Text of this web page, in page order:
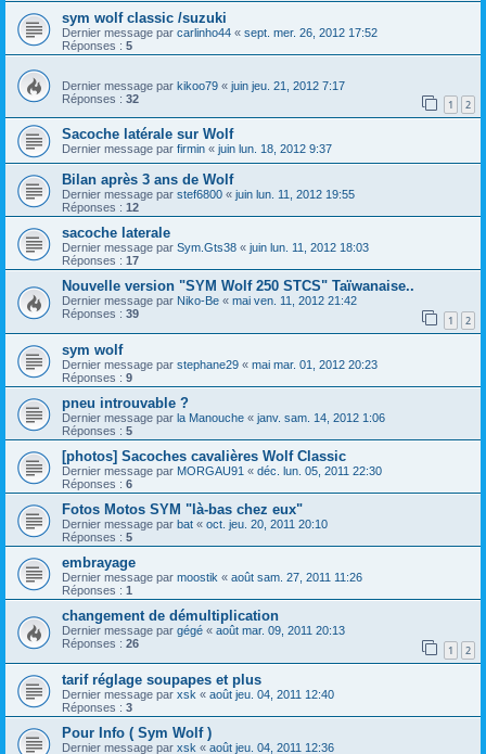
sym wolf classic /suzuki
Dernier message par carlinho44 « sept. mer. 26, 2012 17:52
Réponses : 5
Dernier message par kikoo79 « juin jeu. 21, 2012 7:17
Réponses : 32 1 2
Sacoche latérale sur Wolf
Dernier message par firmin « juin lun. 18, 2012 9:37
Bilan après 3 ans de Wolf
Dernier message par stef6800 « juin lun. 11, 2012 19:55
Réponses : 12
sacoche laterale
Dernier message par Sym.Gts38 « juin lun. 11, 2012 18:03
Réponses : 17
Nouvelle version "SYM Wolf 250 STCS" Taïwanaise..
Dernier message par Niko-Be « mai ven. 11, 2012 21:42
Réponses : 39 1 2
sym wolf
Dernier message par stephane29 « mai mar. 01, 2012 20:23
Réponses : 9
pneu introuvable ?
Dernier message par la Manouche « janv. sam. 14, 2012 1:06
Réponses : 5
[photos] Sacoches cavalières Wolf Classic
Dernier message par MORGAU91 « déc. lun. 05, 2011 22:30
Réponses : 6
Fotos Motos SYM "là-bas chez eux"
Dernier message par bat « oct. jeu. 20, 2011 20:10
Réponses : 5
embrayage
Dernier message par moostik « août sam. 27, 2011 11:26
Réponses : 1
changement de démultiplication
Dernier message par gégé « août mar. 09, 2011 20:13
Réponses : 26 1 2
tarif réglage soupapes et plus
Dernier message par xsk « août jeu. 04, 2011 12:40
Réponses : 3
Pour Info ( Sym Wolf )
Dernier message par xsk « août jeu. 04, 2011 12:36